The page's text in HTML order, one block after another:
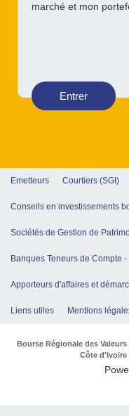
marché et mon
Entrer
Emetteurs Courtiers (SGI)
Conseils en investissements
Sociétés de Gestion de
Banques Teneurs de Compte
Apporteurs d'affaires et
Liens utiles Mentions
Bourse Régionale des
Côte d'Ivoire